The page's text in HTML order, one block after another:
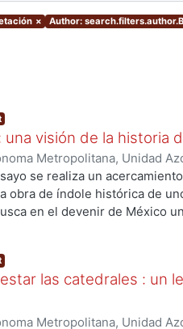
× Author:
una visión de la historia
Metropolitana, Unidad
Departamento de
se realiza un
obra de índole histórica de
en el devenir de México
ABSTRACT: The essay
context of the Ateneo de la
way to overcome the
possibilities trigger the
las catedrales : un
Metropolitana, Unidad